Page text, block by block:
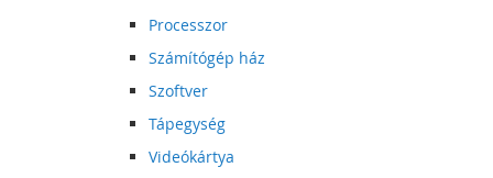
Processzor
Számítógép ház
Szoftver
Tápegység
Videókártya